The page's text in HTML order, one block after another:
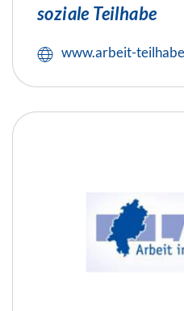
soziale Teilhabe
www.arbeit-